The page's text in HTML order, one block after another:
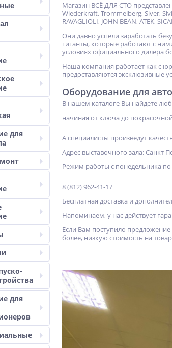
для
для
Магазин ВСЁ ДЛЯ СТО
Wiederkraft, Trommelberg, Siver,
RAVAGLIOLI, JOHN BEAN, ATEK,
Они давно успели заработать
гиганты, которые работают с
условиях официального дилера
Наша компания работает как с
предоставляются эксклюзивные
Оборудование для
В нашем каталоге Вы найдете
начиная от ключа до
А специалисты произведут
Адрес выставочного зала: Санкт
Режим работы с понедельника по
8 (812) 962-41-17
Бесплатная доставка и
Напоминаем, у нас действует
Если Вам поступило
более, низкую стоимость на